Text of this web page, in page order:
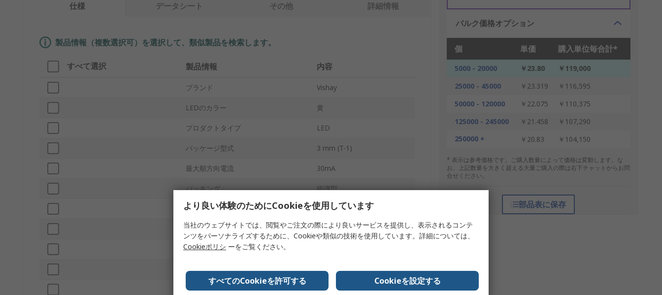
バルク価格オプション
個 単価 購入単位毎合計*
5000 - 20000 ￥23.80
￥119,000
25000 - 45000
￥23.319
￥116,595
50000 - 120000
￥22.075
￥110,375
125000 - 245000
￥21.458
￥107,290
250000 +
￥20.83 ￥104,150
* 表示は参考価格です。ご購入数量によって価格は変動します。な
お、上記数量を大きく超える大量ご購入の際は右下チャットからお問
合せください。
部品表に保存
仕様 データシート その他 詳細情報
製品情報（複数選択可）を選択して、類似製品を検索します。
すべて選択 製品情報 内容
ブランド Vishay
LEDのカラー 黄
プロダクトタイプ LED
パッケージ型式 3 mm (T-1)
最大順方向電流 30mA
パッキング 砲弾型
取付タイプ スルーホール
順方向電圧 3V
最大パワー消費
ピン数 2
視野角度 60 °
より良い体験のためにCookieを使用しています
当社のウェブサイトでは、閲覧やご注文の際により良いサービスを提供し、表示されるコンテ
ンツをパーソナライズするために、Cookieや類似の技術を使用しています。詳細については、
Cookieポリシ ーをご覧ください。
すべてのCookieを許可する Cookieを設定する